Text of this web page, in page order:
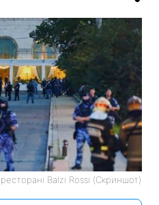
Balzi Rossi (Скриншот)